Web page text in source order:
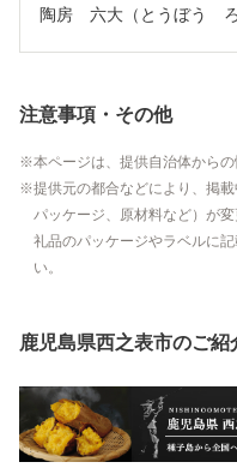
陶房　六大（とうぼう　
注意事項・その他
本ページは、提供自治体から
提供元の都合などにより、掲
パッケージ、原材料など）が
礼品のパッケージやラベルに
い。
鹿児島県西之表市のご紹